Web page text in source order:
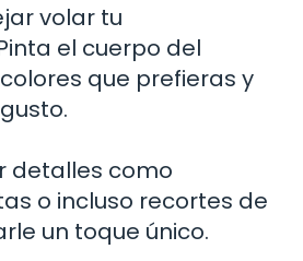
volar tu
el cuerpo del
que prefieras y
detalles como
o incluso recortes de
un toque único.